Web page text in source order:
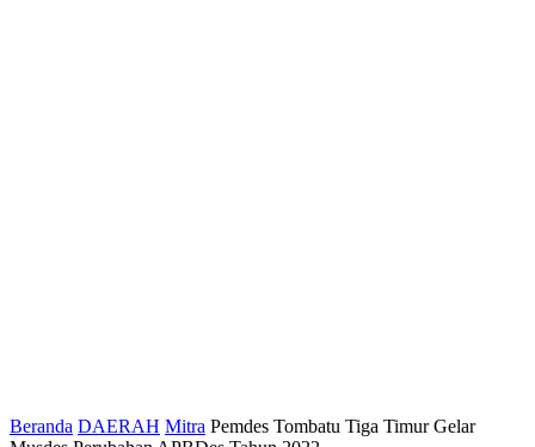
Beranda DAERAH Mitra Pemdes Tombatu Tiga Timur Gelar